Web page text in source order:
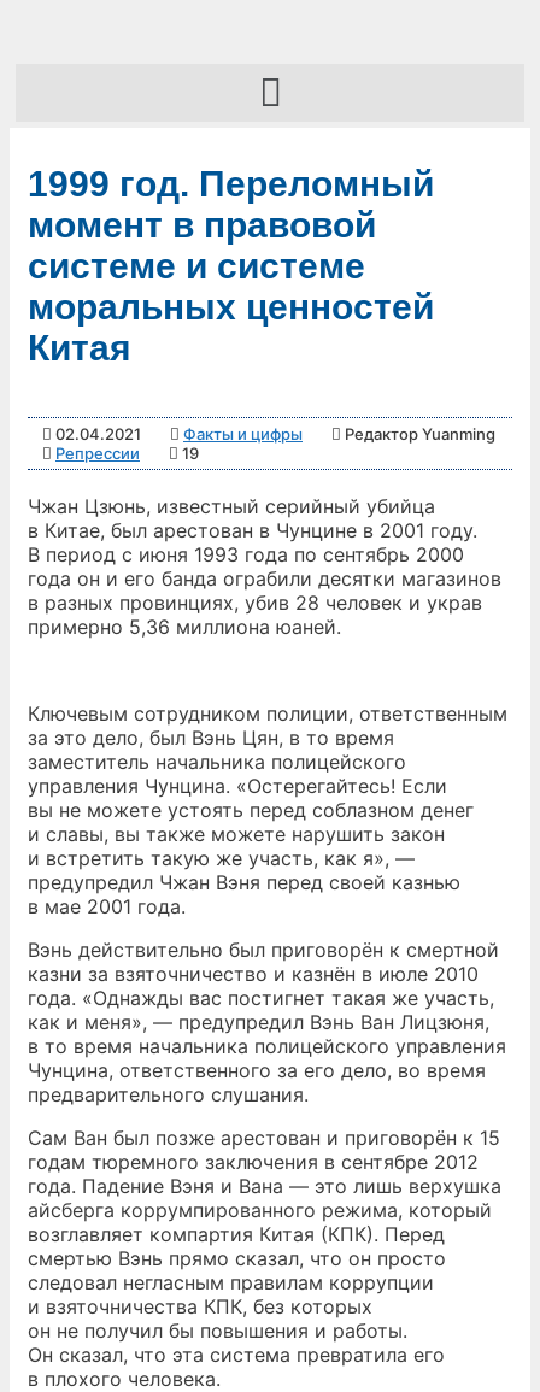
1999 год. Переломный
момент в правовой
системе и системе
моральных ценностей
Китая
02.04.2021 Факты и цифры
Редактор Yuanming
Репрессии
19
Чжан Цзюнь, известный серийный убийца
в Китае, был арестован в Чунцине в 2001 году.
В период с июня 1993 года по сентябрь 2000
года он и его банда ограбили десятки магазинов
в разных провинциях, убив 28 человек и украв
примерно 5,36 миллиона юаней.
Ключевым сотрудником полиции, ответственным
за это дело, был Вэнь Цян, в то время
заместитель начальника полицейского
управления Чунцина. «Остерегайтесь! Если
вы не можете устоять перед соблазном денег
и славы, вы также можете нарушить закон
и встретить такую же участь, как я», —
предупредил Чжан Вэня перед своей казнью
в мае 2001 года.
Вэнь действительно был приговорён к смертной
казни за взяточничество и казнён в июле 2010
года. «Однажды вас постигнет такая же участь,
как и меня», — предупредил Вэнь Ван Лицзюня,
в то время начальника полицейского управления
Чунцина, ответственного за его дело, во время
предварительного слушания.
Сам Ван был позже арестован и приговорён к 15
годам тюремного заключения в сентябре 2012
года. Падение Вэня и Вана — это лишь верхушка
айсберга коррумпированного режима, который
возглавляет компартия Китая (КПК). Перед
смертью Вэнь прямо сказал, что он просто
следовал негласным правилам коррупции
и взяточничества КПК, без которых
он не получил бы повышения и работы.
Он сказал, что эта система превратила его
в плохого человека.